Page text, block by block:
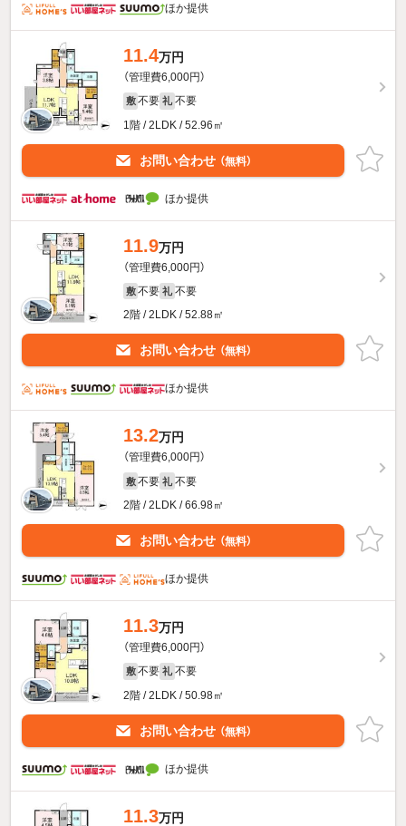
ほか提供
11.4万円
（管理費6,000円）
敷 不要 礼 不要
1階 / 2LDK / 52.96㎡
お問い合わせ （無料）
ほか提供
11.9万円
（管理費6,000円）
敷 不要 礼 不要
2階 / 2LDK / 52.88㎡
お問い合わせ （無料）
ほか提供
13.2万円
（管理費6,000円）
敷 不要 礼 不要
2階 / 2LDK / 66.98㎡
お問い合わせ （無料）
ほか提供
11.3万円
（管理費6,000円）
敷 不要 礼 不要
2階 / 2LDK / 50.98㎡
お問い合わせ （無料）
ほか提供
11.3万円